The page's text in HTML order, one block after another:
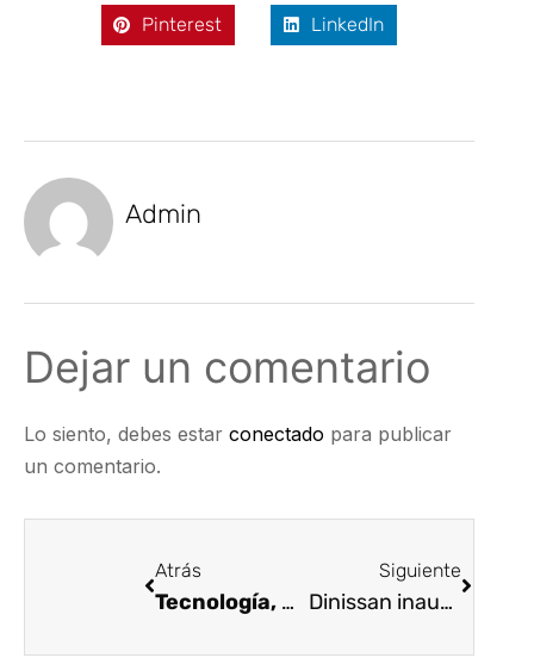
Pinterest LinkedIn
Admin
Dejar un comentario
Lo siento, debes estar conectado para publicar
un comentario.
Atrás
Tecnología, una aliada para disminuir los accidentes viales en Colombia
Siguiente
Dinissan inaugura el más moderno centro de alistamiento de vehículos de la región